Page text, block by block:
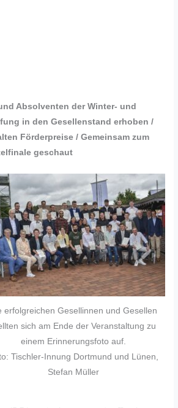
Absolventen der Winter- und
in den Gesellenstand erhoben /
Förderpreise / Gemeinsam zum
geschaut
erfolgreichen Gesellinnen und Gesellen
sich am Ende der Veranstaltung zu
einem Erinnerungsfoto auf.
Tischler-Innung Dortmund und Lünen,
Stefan Müller